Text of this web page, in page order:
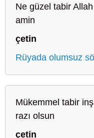
Ne güzel tabir Allah
amin
çetin
Rüyada olumsuz
Mükemmel tabir
razı olsun
çetin